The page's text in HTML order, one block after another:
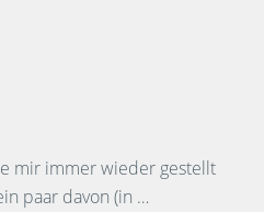
mir immer wieder gestellt
paar davon (in …